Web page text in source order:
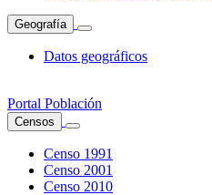
Geografía
Datos geográficos
Portal Población
Censos
Censo 1991
Censo 2001
Censo 2010